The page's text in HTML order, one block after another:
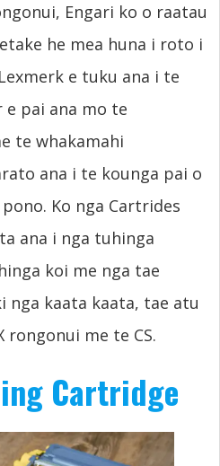
Engari ko o raatau
he mea huna i roto i
e tuku ana i te
e pai ana mo te
te whakamahi
ana i te kounga pai o
Ko nga Cartrides
ana i nga tuhinga
koi me nga tae
nga kaata kaata, tae atu
rongonui me te CS.
Cartridge